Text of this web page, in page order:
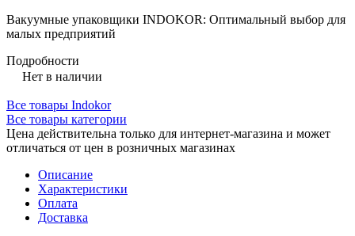
Вакуумные упаковщики INDOKOR: Оптимальный выбор для
малых предприятий
Подробности
Нет в наличии
Все товары Indokor
Все товары категории
Цена действительна только для интернет-магазина и может
отличаться от цен в розничных магазинах
Описание
Характеристики
Оплата
Доставка